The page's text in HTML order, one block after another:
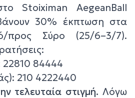
Stoiximan AegeanBall
30% έκπτωση στα
προς Σύρο (25/6–3/7).
22810 84444
210 4222440
τελευταία στιγμή. Λόγω